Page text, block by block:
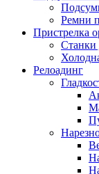
Ремни
Пристрелка
Станки
Релоадинг